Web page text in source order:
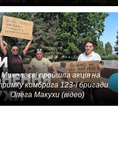
пройшла акція на
комбрига 123-ї бригади
Олега Макухи (відео)